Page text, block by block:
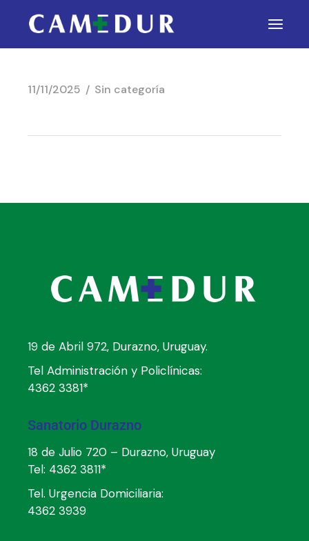
11/11/2025 Sin categoría
19 de Abril 972, Durazno, Uruguay.
Tel Administración y Policlínicas:
4362 3381*
Sanatorio Durazno
18 de Julio 720 – Durazno, Uruguay
Tel: 4362 3811*
Tel. Urgencia Domiciliaria:
4362 3939